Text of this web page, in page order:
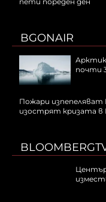
BGONAIR
почти
Пожари
изострят кризата в